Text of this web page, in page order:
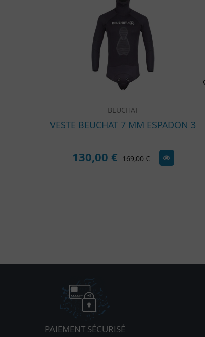
BEUCHAT
VESTE BEUCHAT 7 MM ESPADON 3
130,00 € 169,00 €
PAIEMENT SÉCURISÉ